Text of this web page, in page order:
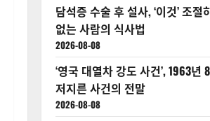
담석증 수술 후 설사, ‘이것’ 조
없는 사람의 식사법
2026-08-08
‘영국 대열차 강도 사건’, 1963년
저지른 사건의 전말
2026-08-08